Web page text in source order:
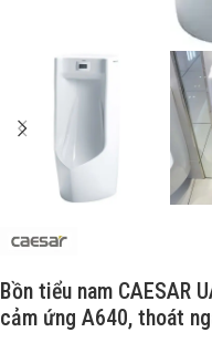
Bồn tiểu nam CAESAR
cảm ứng A640, thoát